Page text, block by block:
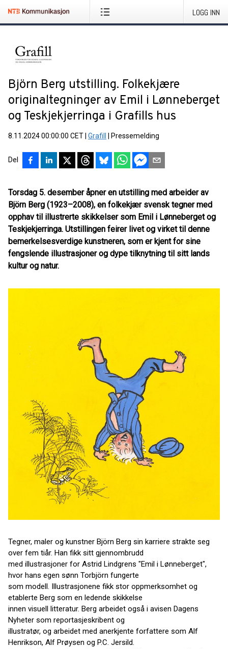
LOGG INN
Björn Berg utstilling. Folkekjære
originaltegninger av Emil i Lønneberget
og Teskjekjerringa i Grafills hus
8.11.2024 00:00:00 CET Grafill Pressemelding
Del
Torsdag 5. desember åpner en utstilling med arbeider av
Björn Berg (1923–2008), en folkekjær svensk tegner med
opphav til illustrerte skikkelser som Emil i Lønneberget og
Teskjekjerringa. Utstillingen feirer livet og virket til denne
bemerkelsesverdige kunstneren, som er kjent for sine
fengslende illustrasjoner og dype tilknytning til sitt lands
kultur og natur.
Tegner, maler og kunstner Björn Berg sin karriere strakte seg
over fem tiår. Han fikk sitt gjennombrudd
med illustrasjoner for Astrid Lindgrens "Emil i Lønneberget",
hvor hans egen sønn Torbjörn fungerte
som modell. Illustrasjonene fikk stor oppmerksomhet og
etablerte Berg som en ledende skikkelse
innen visuell litteratur. Berg arbeidet også i avisen Dagens
Nyheter som reportasjeskribent og
illustratør, og arbeidet med anerkjente forfattere som Alf
Henrikson, Alf Prøysen og P.C. Jersild.